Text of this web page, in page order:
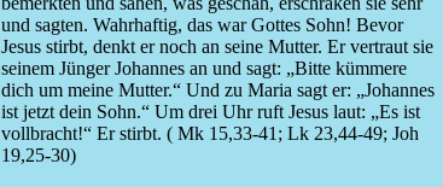
und sagten. Wahrhaftig, das war Gottes Sohn! Bevor
Jesus stirbt, denkt er noch an seine Mutter. Er vertraut sie
seinem Jünger Johannes an und sagt: „Bitte kümmere
dich um meine Mutter.“ Und zu Maria sagt er: „Johannes
ist jetzt dein Sohn.“ Um drei Uhr ruft Jesus laut: „Es ist
vollbracht!“ Er stirbt. ( Mk 15,33-41; Lk 23,44-49; Joh
19,25-30)